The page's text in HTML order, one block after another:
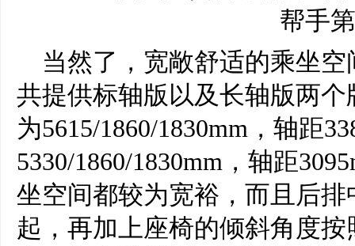
当然了，宽敞舒适的乘坐
共提供标轴版以及长轴版两
为5615/1860/1830mm，轴距
5330/1860/1830mm，轴距
坐空间都较为宽裕，而且后
起，再加上座椅的倾斜角度